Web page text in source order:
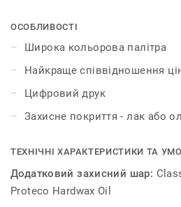
ОСОБЛИВОСТІ
Широка кольорова палітра
Найкраще співвідношення
Цифровий друк
Захисне покриття - лак або
ТЕХНІЧНІ ХАРАКТЕРИСТИКИ ТА
Додатковий захисний шар:
Proteco Hardwax Oil